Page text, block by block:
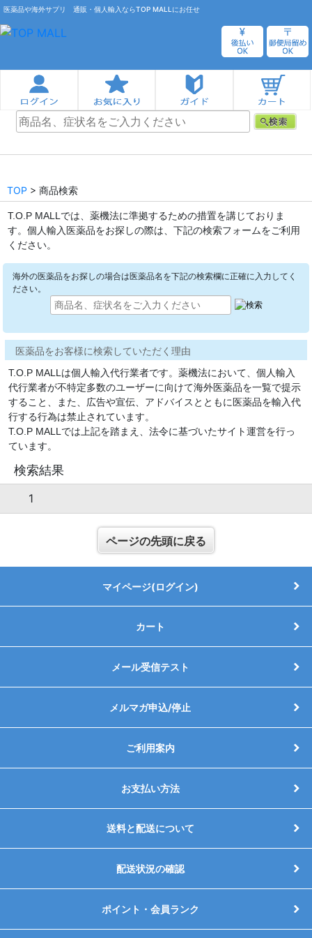
医薬品や海外サプリ 通販・個人輸入ならTOP MALLにお任せ
TOP > 商品検索
T.O.P MALLでは、薬機法に準拠するための措置を講じておりま
す。個人輸入医薬品をお探しの際は、下記の検索フォームをご利用
ください。
海外の医薬品をお探しの場合は医薬品名を下記の検索欄に正確に入力してく
ださい。
医薬品をお客様に検索していただく理由
T.O.P MALLは個人輸入代行業者です。薬機法において、個人輸入
代行業者が不特定多数のユーザーに向けて海外医薬品を一覧で提示
すること、また、広告や宣伝、アドバイスとともに医薬品を輸入代
行する行為は禁止されています。
T.O.P MALLでは上記を踏まえ、法令に基づいたサイト運営を行っ
ています。
検索結果
1
ページの先頭に戻る
マイページ(ログイン)
カート
メール受信テスト
メルマガ申込/停止
ご利用案内
お支払い方法
送料と配送について
配送状況の確認
ポイント・会員ランク